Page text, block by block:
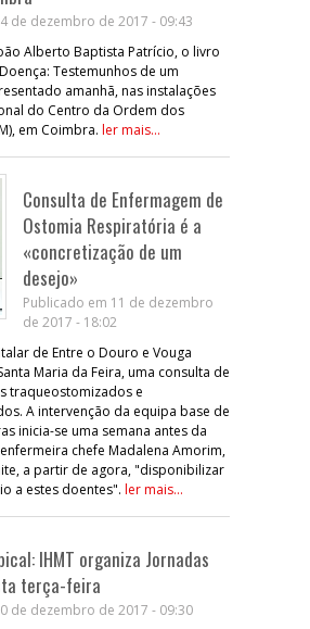
de dezembro de 2017 - 09:43
Alberto Baptista Patrício, o livro
Testemunhos de um
amanhã, nas instalações
do Centro da Ordem dos
em Coimbra. ler mais...
Consulta de Enfermagem de
Ostomia Respiratória é a
«concretização de um
desejo»
Publicado em 11 de dezembro
de 2017 - 18:02
de Entre o Douro e Vouga
Maria da Feira, uma consulta de
traqueostomizados e
A intervenção da equipa base de
inicia-se uma semana antes da
chefe Madalena Amorim,
a partir de agora, "disponibilizar
a estes doentes". ler mais...
IHMT organiza Jornadas
terça-feira
de dezembro de 2017 - 09:30